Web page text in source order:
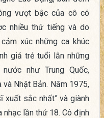
vượt bậc của cô có
nhiều thứ tiếng và do
xúc những ca khúc
giả trẻ tuổi lẫn những
như Trung Quốc,
Nhật Bản. Năm 1975,
xuất sắc nhất” và giành
nhạc lần thứ 18. Cô định